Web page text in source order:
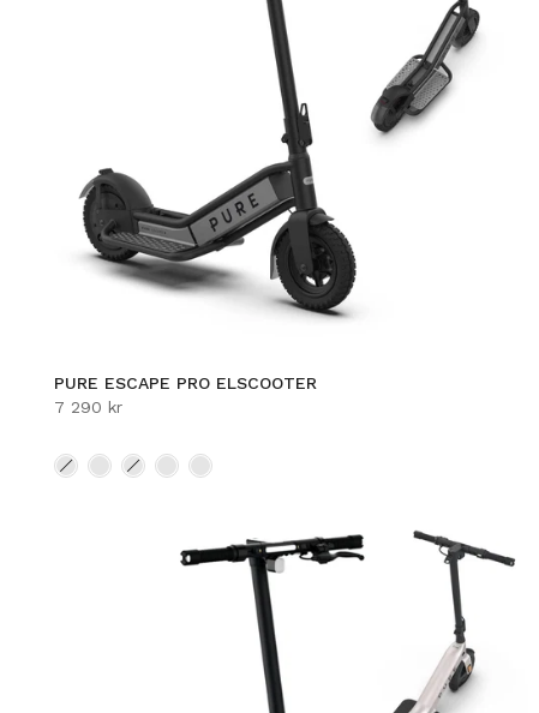
PURE ESCAPE PRO ELSCOOTER
7 290 kr